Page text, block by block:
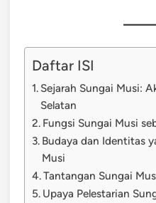
Daftar ISI
Sejarah Sungai Musi:
Selatan
Fungsi Sungai Musi
Budaya dan Identitas
Musi
Tantangan Sungai
Upaya Pelestarian